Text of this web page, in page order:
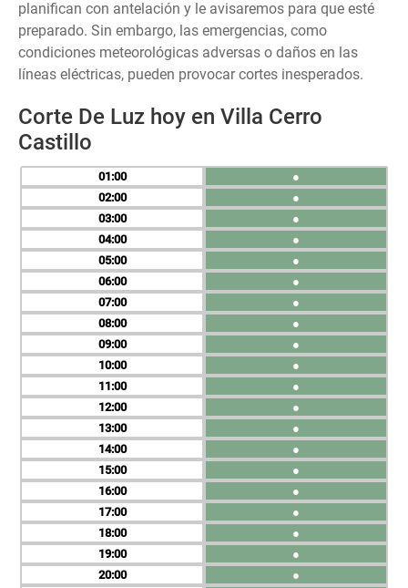
planifican con antelación y le avisaremos para que esté
preparado. Sin embargo, las emergencias, como
condiciones meteorológicas adversas o daños en las
líneas eléctricas, pueden provocar cortes inesperados.
Corte De Luz hoy en Villa Cerro
Castillo
01
02
03
04
05
06
07
08
09
10
11
12
13
14
15
16
17
18
19
20
●
●
●
●
●
●
●
●
●
●
●
●
●
●
●
●
●
●
●
●